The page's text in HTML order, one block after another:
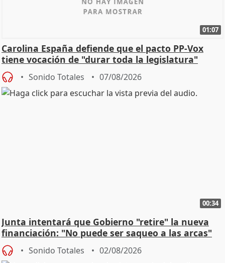
01:07
Carolina España defiende que el pacto PP-Vox
tiene vocación de "durar toda la legislatura"
Sonido Totales 07/08/2026
00:34
Junta intentará que Gobierno "retire" la nueva
financiación: "No puede ser saqueo a las arcas"
Sonido Totales 02/08/2026